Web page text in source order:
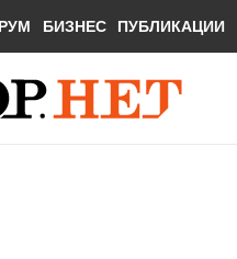
БИЗНЕС ПУБЛИКАЦИИ